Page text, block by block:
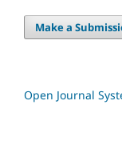
Make a
Open Journal